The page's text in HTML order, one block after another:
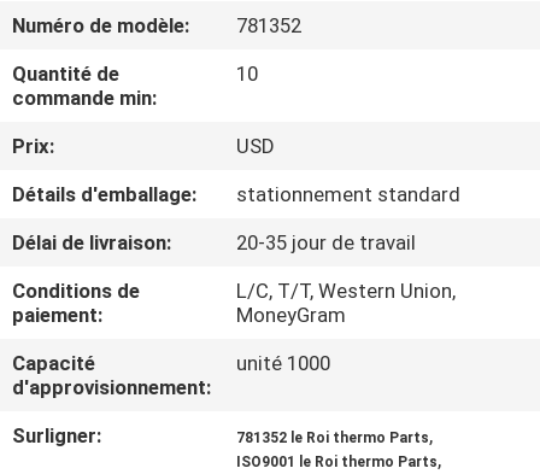
PROPOS
DE
VISITE
DE
L'USINE
CONTRÔLE
DE
Numéro de modèle:
781352
Quantité de
commande min:
10
Prix:
USD
Détails d'emballage:
stationnement standard
Délai de livraison:
20-35 jour de travail
Conditions de
paiement:
L/C, T/T, Western Union,
MoneyGram
Capacité
d'approvisionnement:
unité 1000
Surligner: 781352 le Roi thermo Parts,
ISO9001 le Roi thermo Parts,